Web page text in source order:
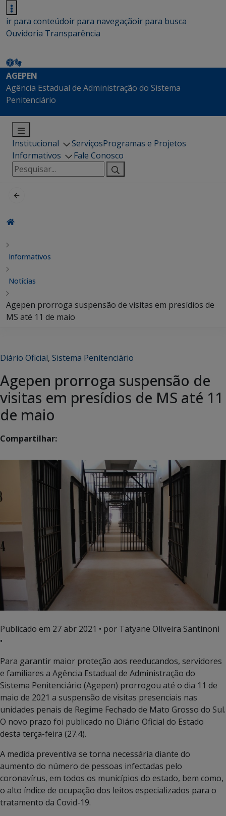
ir para conteúdoir para navegaçãoir para busca
Ouvidoria Transparência
AGEPEN
Agência Estadual de Administração do Sistema
Penitenciário
Institucional ServiçosProgramas e Projetos
Informativos
Fale Conosco
Pesquisar
por:
Informativos
Notícias
Agepen prorroga suspensão de visitas em presídios de
MS até 11 de maio
Diário Oficial, Sistema Penitenciário
Agepen prorroga suspensão de
visitas em presídios de MS até 11
de maio
Compartilhar:
Publicado em 27 abr 2021 • por Tatyane Oliveira Santinoni
•
Para garantir maior proteção aos reeducandos, servidores
e familiares a Agência Estadual de Administração do
Sistema Penitenciário (Agepen) prorrogou até o dia 11 de
maio de 2021 a suspensão de visitas presenciais nas
unidades penais de Regime Fechado de Mato Grosso do Sul.
O novo prazo foi publicado no Diário Oficial do Estado
desta terça-feira (27.4).
A medida preventiva se torna necessária diante do
aumento do número de pessoas infectadas pelo
coronavírus, em todos os municípios do estado, bem como,
o alto índice de ocupação dos leitos especializados para o
tratamento da Covid-19.